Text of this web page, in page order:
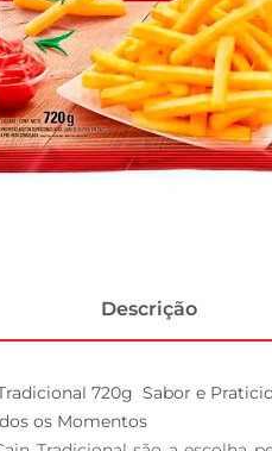
Descrição
720g  Sabor e
os Momentos